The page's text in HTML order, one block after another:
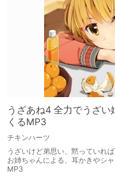
うざあね4 全力でうざ
くるMP3
チキンハーツ
うざいけど弟思い、黙っていれ
お姉ちゃんによる、耳かきやシ
MP3